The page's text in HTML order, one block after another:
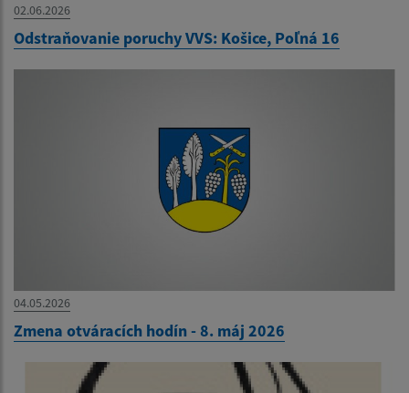
02.06.2026
Odstraňovanie poruchy VVS: Košice, Poľná 16
04.05.2026
Zmena otváracích hodín - 8. máj 2026